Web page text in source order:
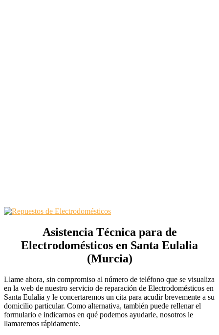
Asistencia Técnica para de
Electrodomésticos en Santa Eulalia
(Murcia)
Llame ahora, sin compromiso al número de teléfono que se visualiza
en la web de nuestro servicio de reparación de Electrodomésticos en
Santa Eulalia y le concertaremos un cita para acudir brevemente a su
domicilio particular. Como alternativa, también puede rellenar el
formulario e indicarnos en qué podemos ayudarle, nosotros le
llamaremos rápidamente.